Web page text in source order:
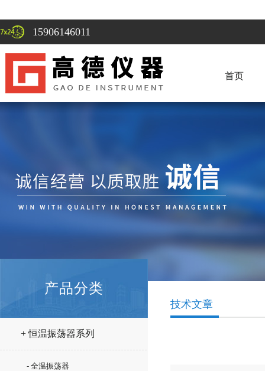
15906146011
首页
产品分类
+ 恒温振荡器系列
- 全温振荡器
技术文章